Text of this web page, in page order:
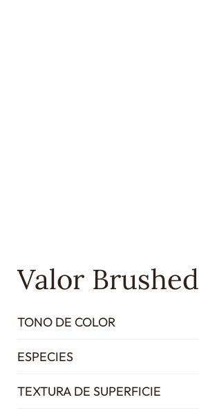
Valor Brushed
TONO DE COLOR
ESPECIES
TEXTURA DE SUPERFICIE